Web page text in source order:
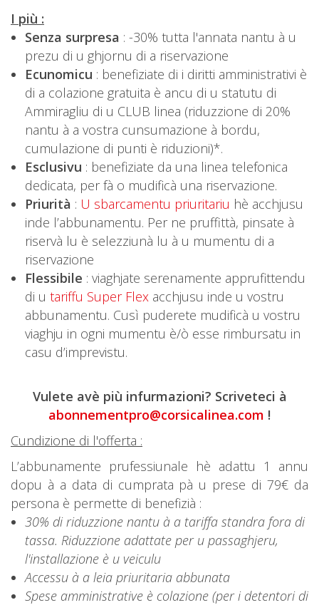
I più :
Senza surpresa : -30% tutta l'annata nantu à u
prezu di u ghjornu di a riservazione
Ecunomicu : benefiziate di i diritti amministrativi è
di a colazione gratuita è ancu di u statutu di
Ammiragliu di u CLUB linea (riduzzione di 20%
nantu à a vostra cunsumazione à bordu,
cumulazione di punti è riduzioni)*.
Esclusivu : benefiziate da una linea telefonica
dedicata, per fà o mudificà una riservazione.
Priurità : U sbarcamentu priuritariu hè acchjusu
inde l’abbunamentu. Per ne pruffittà, pinsate à
riservà lu è selezziunà lu à u mumentu di a
riservazione
Flessibile : viaghjate serenamente apprufittendu
di u tariffu Super Flex acchjusu inde u vostru
abbunamentu. Cusì puderete mudificà u vostru
viaghju in ogni mumentu è/ò esse rimbursatu in
casu d’imprevistu.
Vulete avè più infurmazioni? Scriveteci à
abonnementpro@corsicalinea.com !
Cundizione di l'offerta :
L’abbunamente prufessiunale hè adattu 1 annu
dopu à a data di cumprata pà u prese di 79€ da
persona è permette di benefizià :
30% di riduzzione nantu à a tariffa standra fora di
tassa. Riduzzione adattate per u passaghjeru,
l'installazione è u veiculu
Accessu à a leia priuritaria abbunata
Spese amministrative è colazione (per i detentori di